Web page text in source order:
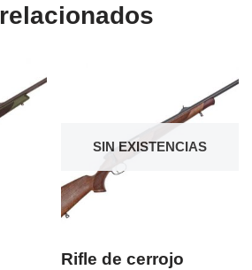
SIN EXISTENCIAS
Rifle de cerrojo